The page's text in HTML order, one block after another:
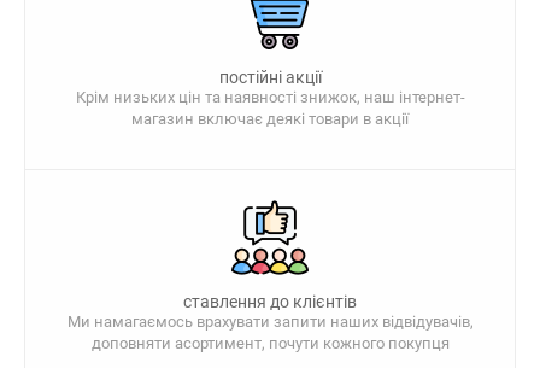
постійні акції
Крім низьких цін та наявності знижок, наш інтернет-
магазин включає деякі товари в акції
ставлення до клієнтів
Ми намагаємось врахувати запити наших відвідувачів,
доповняти асортимент, почути кожного покупця